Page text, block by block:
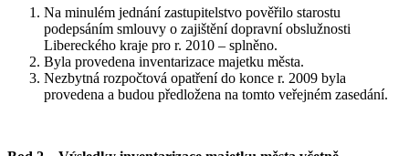
Na minulém jednání zastupitelstvo pověřilo starostu
podepsáním smlouvy o zajištění dopravní obslužnosti
Libereckého kraje pro r. 2010 – splněno.
Byla provedena inventarizace majetku města.
Nezbytná rozpočtová opatření do konce r. 2009 byla
provedena a budou předložena na tomto veřejném zasedání.